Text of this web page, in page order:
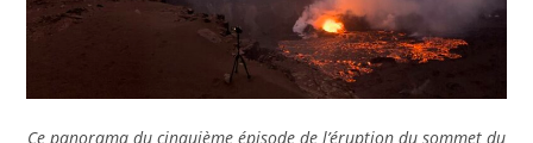
Ce panorama du cinquième épisode de l’éruption du sommet du